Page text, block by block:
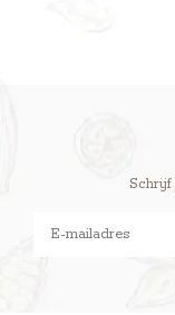
Schrijf